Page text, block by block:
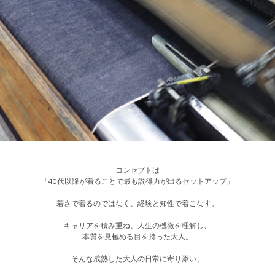
コンセプトは
「40代以降が着ることで最も説得力が出るセットアップ」
若さで着るのではなく、経験と知性で着こなす。
キャリアを積み重ね、人生の機微を理解し、
本質を見極める目を持った大人。
そんな成熟した大人の日常に寄り添い、